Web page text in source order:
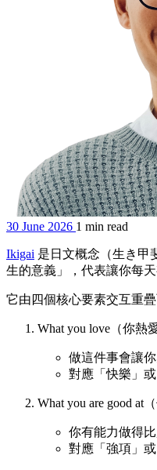
30 June 2026 1 min read
Ikigai 是日文概念（生き甲
生的意義」，代表讓你每
它由四個核心要素交互重疊
What you love（你熱
做這件事會讓
對應「快樂」或
What you are good at
你有能力做得
對應「強項」或